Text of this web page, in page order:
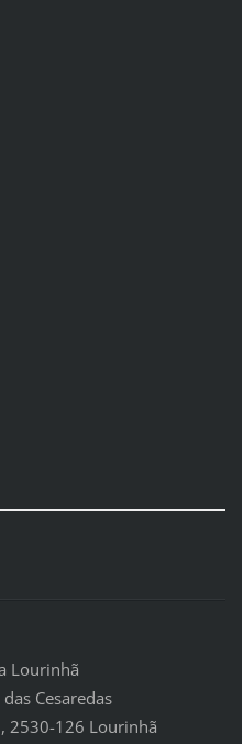
Lourinhã
Cesaredas
2530-126 Lourinhã